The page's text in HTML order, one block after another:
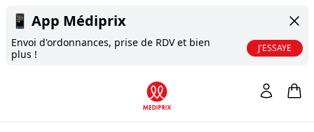
📱 App Médiprix
Envoi d'ordonnances, prise de RDV et bien
plus !
J'ESSAYE